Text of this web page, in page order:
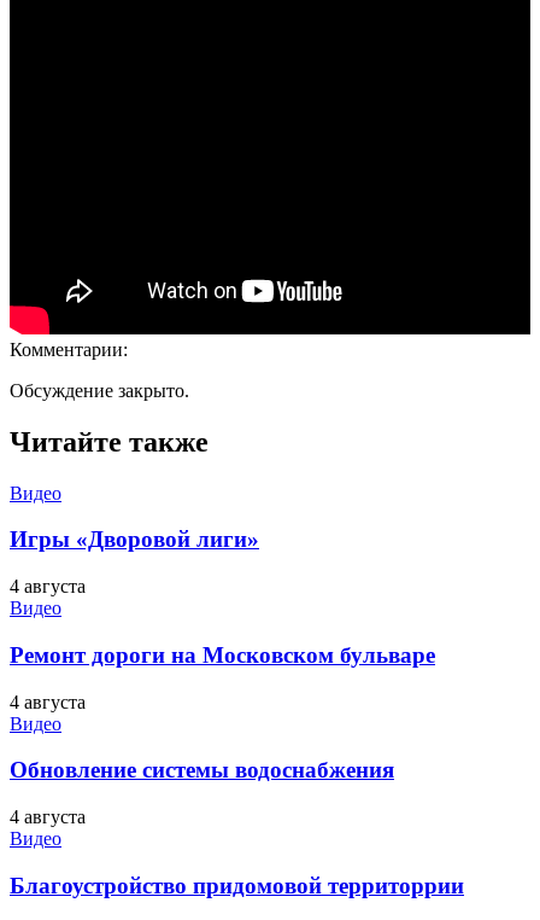
Комментарии:
Обсуждение закрыто.
Читайте также
Видео
Игры «Дворовой лиги»
4 августа
Видео
Ремонт дороги на Московском бульваре
4 августа
Видео
Обновление системы водоснабжения
4 августа
Видео
Благоустройство придомовой территоррии